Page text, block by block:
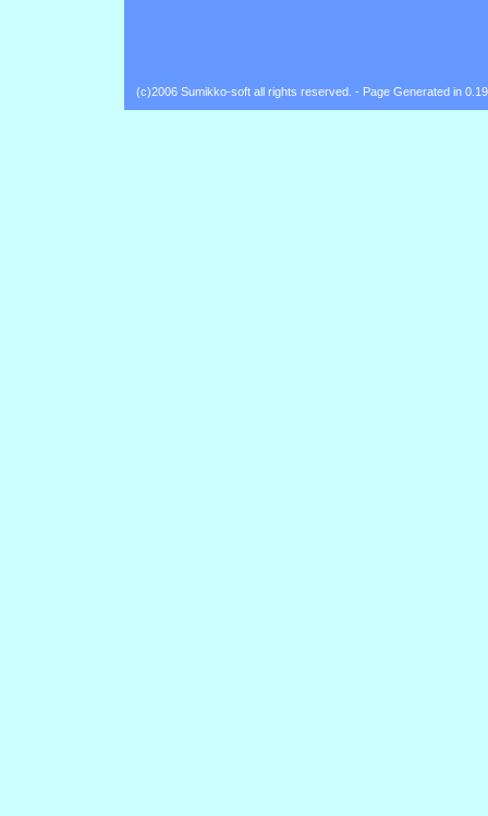
(c)2006 Sumikko-soft all rights reserved. - Page Generated in